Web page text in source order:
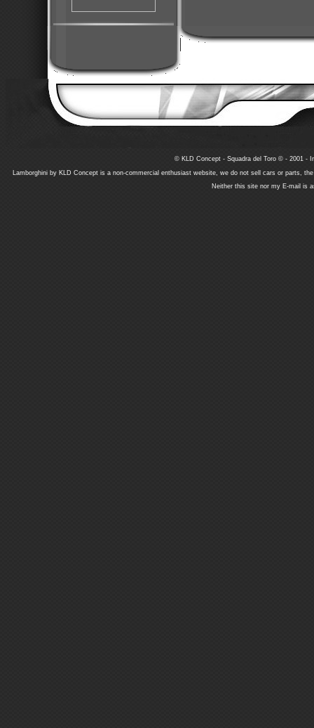
© KLD Concept - Squadra del Toro © - 2001 -
Lamborghini by KLD Concept is a non-commercial enthusiast website, we do not sell cars or parts,
Neither this site nor my E-mail is